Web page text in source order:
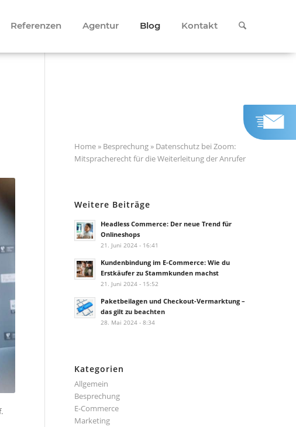
Referenzen Agentur Blog Kontakt
Home » Besprechung » Datenschutz bei Zoom:
Mitspracherecht für die Weiterleitung der Anrufer
Weitere Beiträge
Headless Commerce: Der neue Trend für
Onlineshops
21. Juni 2024 - 16:41
Kundenbindung im E-Commerce: Wie du
Erstkäufer zu Stammkunden machst
21. Juni 2024 - 15:52
Paketbeilagen und Checkout-Vermarktung –
das gilt zu beachten
28. Mai 2024 - 8:34
Kategorien
Allgemein
Besprechung
E-Commerce
Marketing